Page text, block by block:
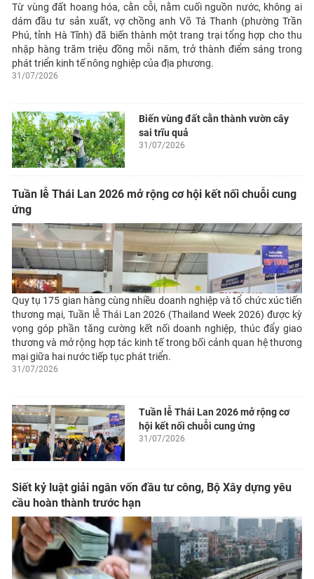
Từ vùng đất hoang hóa, cằn cỗi, nằm cuối nguồn nước, không ai
dám đầu tư sản xuất, vợ chồng anh Võ Tá Thanh (phường Trần
Phú, tỉnh Hà Tĩnh) đã biến thành một trang trại tổng hợp cho thu
nhập hàng trăm triệu đồng mỗi năm, trở thành điểm sáng trong
phát triển kinh tế nông nghiệp của địa phương.
31/07/2026
Biến vùng đất cằn thành vườn cây
sai trĩu quả
31/07/2026
Tuần lễ Thái Lan 2026 mở rộng cơ hội kết nối chuỗi cung
ứng
Quy tụ 175 gian hàng cùng nhiều doanh nghiệp và tổ chức xúc tiến
thương mại, Tuần lễ Thái Lan 2026 (Thailand Week 2026) được kỳ
vọng góp phần tăng cường kết nối doanh nghiệp, thúc đẩy giao
thương và mở rộng hợp tác kinh tế trong bối cảnh quan hệ thương
mại giữa hai nước tiếp tục phát triển.
31/07/2026
Tuần lễ Thái Lan 2026 mở rộng cơ
hội kết nối chuỗi cung ứng
31/07/2026
Siết kỷ luật giải ngân vốn đầu tư công, Bộ Xây dựng yêu
cầu hoàn thành trước hạn